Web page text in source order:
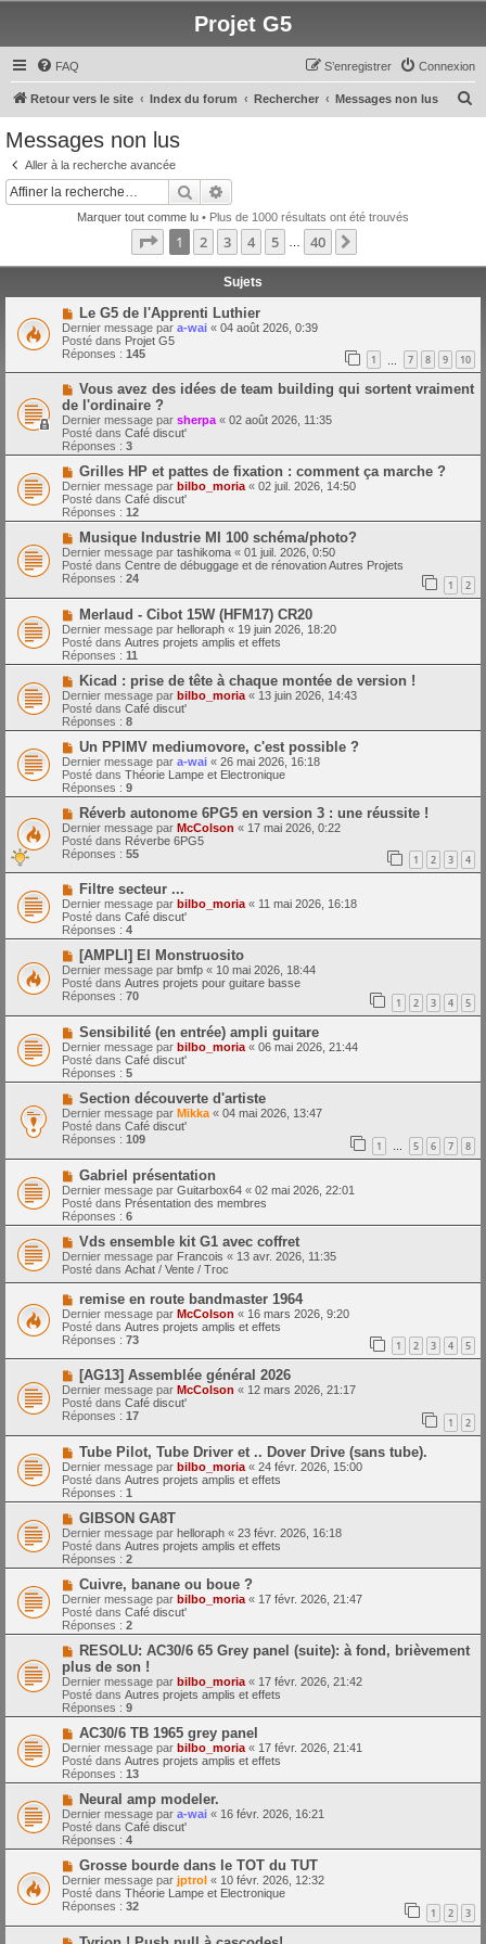
Projet G5
FAQ Connexion
S’enregistrer
Retour vers le site Index du forum Rechercher Messages non lus
Messages non lus
Aller à la recherche avancée
Rechercher
Marquer tout comme lu • Plus de 1000 résultats ont été trouvés
Page 1sur40
1 2 3 4 5 40
Sujets
N
o
u
v
e
a
u
m
e
s
s
a
g
e
Le G5 de l'Apprenti Luthier
Dernier message par a-wai « 04 août 2026, 0:39
Posté dans Projet G5
Réponses : 145 1 7 8 9 10
N
u
v
e
a
u
m
e
s
s
a
g
e
Vous avez des idées de team building qui sortent vraiment
de l'ordinaire ?
Dernier message par sherpa « 02 août 2026, 11:35
Posté dans Café discut'
Réponses : 3
N
o
u
v
e
a
u
m
e
s
s
a
g
e
Grilles HP et pattes de fixation : comment ça marche ?
Dernier message par bilbo_moria « 02 juil. 2026, 14:50
Posté dans Café discut'
Réponses : 12
N
o
u
v
e
a
u
m
e
s
s
a
g
e
Musique Industrie MI 100 schéma/photo?
Dernier message par tashikoma « 01 juil. 2026, 0:50
Posté dans Centre de débuggage et de rénovation Autres Projets
Réponses : 24 1 2
N
o
u
v
e
a
u
m
e
s
s
a
g
e
Merlaud - Cibot 15W (HFM17) CR20
Dernier message par helloraph « 19 juin 2026, 18:20
Posté dans Autres projets amplis et effets
Réponses : 11
N
o
u
v
e
a
m
e
s
s
a
g
e
Kicad : prise de tête à chaque montée de version !
Dernier message par bilbo_moria « 13 juin 2026, 14:43
Posté dans Café discut'
Réponses : 8
N
o
u
v
e
a
u
m
e
s
s
a
g
e
Un PPIMV mediumovore, c'est possible ?
Dernier message par a-wai « 26 mai 2026, 16:18
Posté dans Théorie Lampe et Electronique
Réponses : 9
N
o
u
v
e
a
m
e
s
s
a
g
e
Réverb autonome 6PG5 en version 3 : une réussite !
Dernier message par McColson « 17 mai 2026, 0:22
Posté dans Réverbe 6PG5
Réponses : 55 1 2 3 4
N
o
u
v
e
a
u
m
e
s
s
a
g
e
Filtre secteur ...
Dernier message par bilbo_moria« 11 mai 2026, 16:18
Posté dans Café discut'
Réponses : 4
N
o
u
v
e
a
u
m
e
s
s
a
g
e
[AMPLI] El Monstruosito
Dernier message par bmfp « 10 mai 2026, 18:44
Posté dans Autres projets pour guitare basse
Réponses : 70 1 2 3 4 5
N
o
u
v
e
a
u
m
e
s
s
a
g
e
Sensibilité (en entrée) ampli guitare
Dernier message par bilbo_moria « 06 mai 2026, 21:44
Posté dans Café discut'
Réponses : 5
N
o
u
v
e
a
u
m
e
s
s
a
g
e
Section découverte d'artiste
Dernier message par Mikka « 04 mai 2026, 13:47
Posté dans Café discut'
Réponses : 109 1 … 5 6 7 8
N
o
u
v
e
a
m
e
s
a
g
e
Gabriel présentation
Dernier message par Guitarbox64 « 02 mai 2026, 22:01
Posté dans Présentation des membres
Réponses : 6
N
o
u
v
a
u
m
e
s
s
a
g
e
Vds ensemble kit G1 avec coffret
Dernier message par Francois « 13 avr. 2026, 11:35
Posté dans Achat / Vente / Troc
N
o
u
v
e
a
m
e
s
s
a
g
e
remise en route bandmaster 1964
Dernier message par McColson « 16 mars 2026, 9:20
Posté dans Autres projets amplis et effets
Réponses : 73 1 2 3 4 5
N
o
u
v
e
a
u
m
e
s
s
a
g
e
[AG13] Assemblée général 2026
Dernier message par McColson « 12 mars 2026, 21:17
Posté dans Café discut'
Réponses : 17 1 2
N
o
u
v
e
a
m
e
s
s
a
g
e
Tube Pilot, Tube Driver et .. Dover Drive (sans tube).
Dernier message par bilbo_moria « 24 févr. 2026, 15:00
Posté dans Autres projets amplis et effets
Réponses : 1
N
o
u
v
e
a
m
e
s
s
a
g
e
GIBSON GA8T
Dernier message par helloraph « 23 févr. 2026, 16:18
Posté dans Autres projets amplis et effets
Réponses : 2
N
o
u
v
e
a
u
m
e
s
s
g
e
Cuivre, banane ou boue ?
Dernier message par bilbo_moria « 17 févr. 2026, 21:47
Posté dans Café discut'
Réponses : 2
N
u
v
e
a
m
e
s
s
a
g
e
RESOLU: AC30/6 65 Grey panel (suite): à fond, brièvement
plus de son !
Dernier message par bilbo_moria « 17 févr. 2026, 21:42
Posté dans Autres projets amplis et effets
Réponses : 9
N
o
u
v
e
a
u
m
e
s
s
a
g
e
AC30/6 TB 1965 grey panel
Dernier message par bilbo_moria « 17 févr. 2026, 21:41
Posté dans Autres projets amplis et effets
Réponses : 13
N
o
u
v
e
a
m
e
s
s
a
Neural amp modeler.
Dernier message par a-wai « 16 févr. 2026, 16:21
Posté dans Café discut'
Réponses : 4
N
o
u
v
e
a
u
Grosse bourde dans le TOT du TUT
Dernier message par jptrol « 10 févr. 2026, 12:32
Posté dans Théorie Lampe et Electronique
Réponses : 32 1 2 3
N